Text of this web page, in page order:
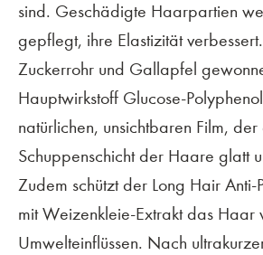
sind. Geschädigte Haarpartien
gepflegt, ihre Elastizität
Zuckerrohr und Gallapfel
Hauptwirkstoff Glucose-
natürlichen, unsichtbaren Film, der
Schuppenschicht der Haare glatt
Zudem schützt der Long Hair Anti-
mit Weizenkleie-Extrakt das Haar
Umwelteinflüssen. Nach